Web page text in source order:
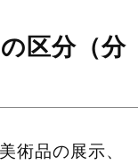
区分（分
術品の展示、